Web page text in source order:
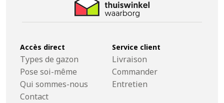
Accès direct
Types de gazon
Pose soi-même
Qui sommes-nous
Contact
Service client
Livraison
Commander
Entretien